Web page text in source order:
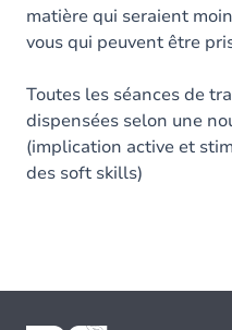
matière qui seraient
vous qui peuvent être
Toutes les séances de
dispensées selon une
(implication active et
des soft skills)